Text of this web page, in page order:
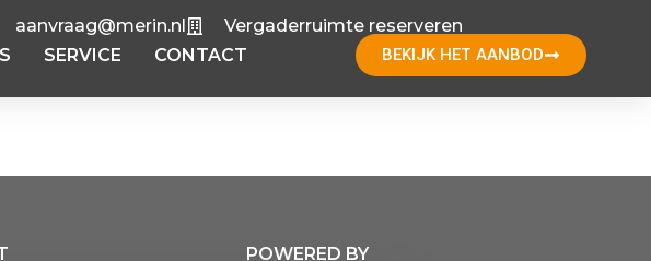
aanvraag@merin.nl
Vergaderruimte reserveren
SERVICE CONTACT BEKIJK HET AANBOD
POWERED BY